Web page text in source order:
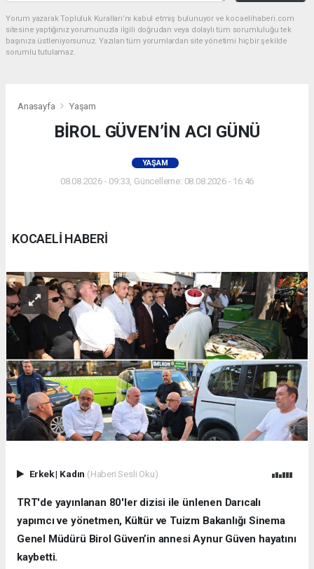
Yorum yazarak Topluluk Kuralları’nı kabul etmiş bulunuyor ve kocaelihaberi.com
sitesine yaptığınız yorumunuzla ilgili doğrudan veya dolaylı tüm sorumluluğu tek
başınıza üstleniyorsunuz. Yazılan tüm yorumlardan site yönetimi hiçbir şekilde
sorumlu tutulamaz.
Anasayfa Yaşam
BİROL GÜVEN’İN ACI GÜNÜ
YAŞAM
08.08.2026 - 09:33, Güncelleme: 08.08.2026 - 16:46
KOCAELİ HABERİ
Erkek| Kadın (Haberi Sesli Oku)
TRT'de yayınlanan 80'ler dizisi ile ünlenen Darıcalı
yapımcı ve yönetmen, Kültür ve Tuizm Bakanlığı Sinema
Genel Müdürü Birol Güven’in annesi Aynur Güven hayatını
kaybetti.